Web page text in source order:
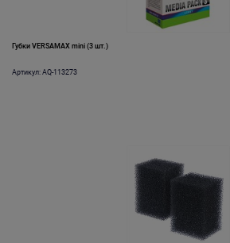
Губки VERSAMAX mini (3 шт.)
Артикул: AQ-113273